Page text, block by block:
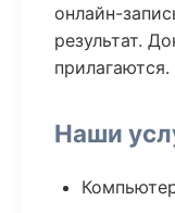
онлайн-
результат.
прилагаются.
Наши